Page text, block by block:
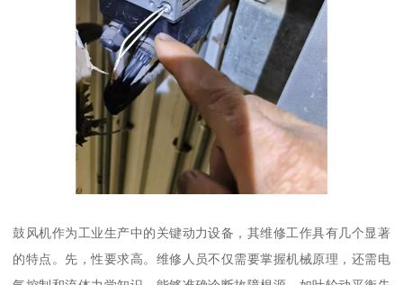
鼓风机作为工业生产中的关键动力设备，其维修工作具有几个显著
的特点。先，性要求高。维修人员不仅需要掌握机械原理，还需电